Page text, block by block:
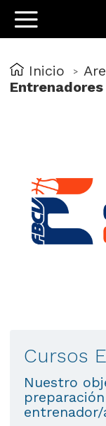
Inicio >
Entrenadores
Cursos
Nuestro
entrenador/